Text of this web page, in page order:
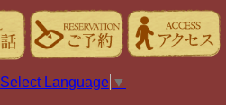
Select Language ▼